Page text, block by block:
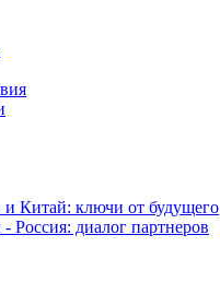
и Китай: ключи от будущего
- Россия: диалог партнеров